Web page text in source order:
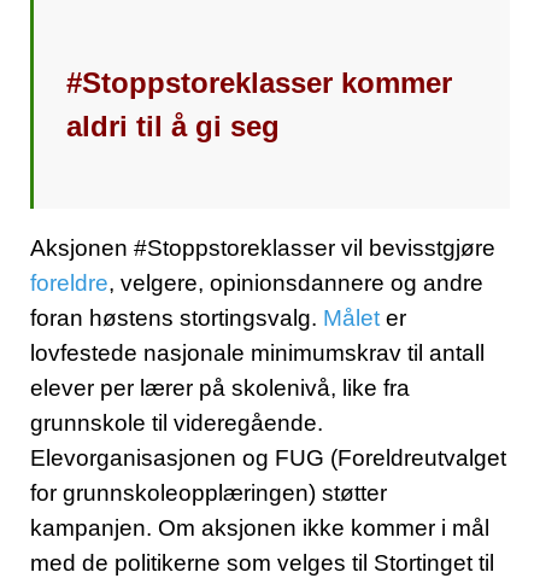
#Stoppstoreklasser kommer
aldri til å gi seg
Aksjonen #Stoppstoreklasser vil bevisstgjøre
foreldre, velgere, opinionsdannere og andre
foran høstens stortingsvalg. Målet er
lovfestede nasjonale minimumskrav til antall
elever per lærer på skolenivå, like fra
grunnskole til videregående.
Elevorganisasjonen og FUG (Foreldreutvalget
for grunnskoleopplæringen) støtter
kampanjen. Om aksjonen ikke kommer i mål
med de politikerne som velges til Stortinget til